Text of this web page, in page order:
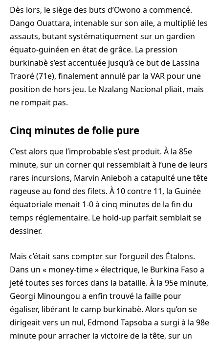
Dès lors, le siège des buts d’Owono a commencé.
Dango Ouattara, intenable sur son aile, a multiplié les
assauts, butant systématiquement sur un gardien
équato-guinéen en état de grâce. La pression
burkinabè s’est accentuée jusqu’à ce but de Lassina
Traoré (71e), finalement annulé par la VAR pour une
position de hors-jeu. Le Nzalang Nacional pliait, mais
ne rompait pas.
Cinq minutes de folie pure
C’est alors que l’improbable s’est produit. À la 85e
minute, sur un corner qui ressemblait à l’une de leurs
rares incursions, Marvin Anieboh a catapulté une tête
rageuse au fond des filets. À 10 contre 11, la Guinée
équatoriale menait 1-0 à cinq minutes de la fin du
temps réglementaire. Le hold-up parfait semblait se
dessiner.
Mais c’était sans compter sur l’orgueil des Étalons.
Dans un « money-time » électrique, le Burkina Faso a
jeté toutes ses forces dans la bataille. À la 95e minute,
Georgi Minoungou a enfin trouvé la faille pour
égaliser, libérant le camp burkinabè. Alors qu’on se
dirigeait vers un nul, Edmond Tapsoba a surgi à la 98e
minute pour arracher la victoire de la tête, sur un